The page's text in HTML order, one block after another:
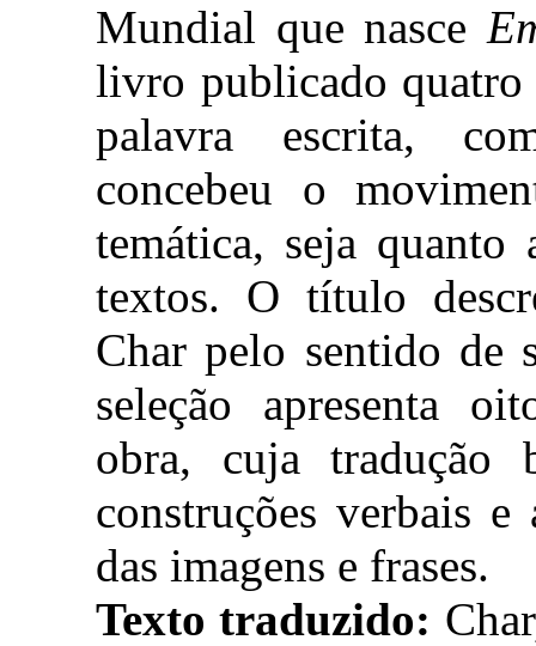
Mundial que nasce
livro publicado quatro
palavra escrita,
concebeu o
temática, seja quanto
textos. O título
Char pelo sentido de
seleção apresenta
obra, cuja tradução
construções verbais
das imagens e frases.
Texto traduzido: